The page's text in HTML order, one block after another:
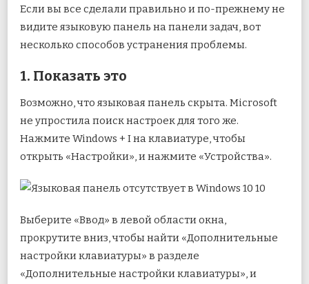
Если вы все сделали правильно и по-прежнему не
видите языковую панель на панели задач, вот
несколько способов устранения проблемы.
1. Показать это
Возможно, что языковая панель скрыта. Microsoft
не упростила поиск настроек для того же.
Нажмите Windows + I на клавиатуре, чтобы
открыть «Настройки», и нажмите «Устройства».
Выберите «Ввод» в левой области окна,
прокрутите вниз, чтобы найти «Дополнительные
настройки клавиатуры» в разделе
«Дополнительные настройки клавиатуры», и